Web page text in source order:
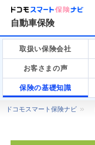
自動車保険
取扱い保険会社
お客さまの声
保険の基礎知識
ドコモスマート保険ナビ